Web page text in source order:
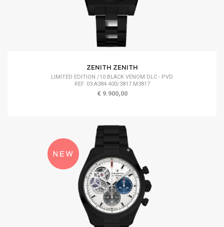
ZENITH ZENITH
LIMITED EDITION /10 BLACK VENOM DLC - PVD
REF. 03.A384.400/3817.M3817
€ 9.900,00